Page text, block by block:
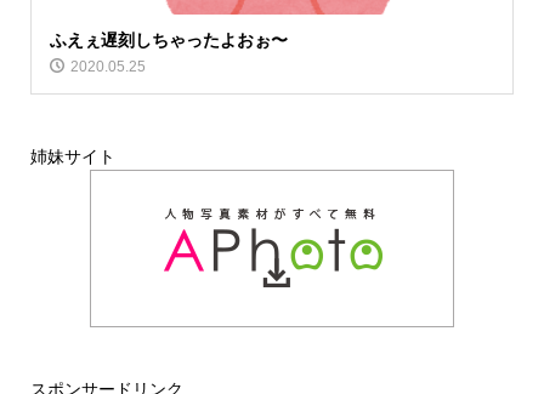
ふえぇ遅刻しちゃったよおぉ〜
2020.05.25
姉妹サイト
スポンサードリンク